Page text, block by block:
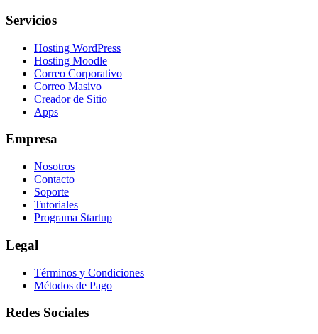
Servicios
Hosting WordPress
Hosting Moodle
Correo Corporativo
Correo Masivo
Creador de Sitio
Apps
Empresa
Nosotros
Contacto
Soporte
Tutoriales
Programa Startup
Legal
Términos y Condiciones
Métodos de Pago
Redes Sociales